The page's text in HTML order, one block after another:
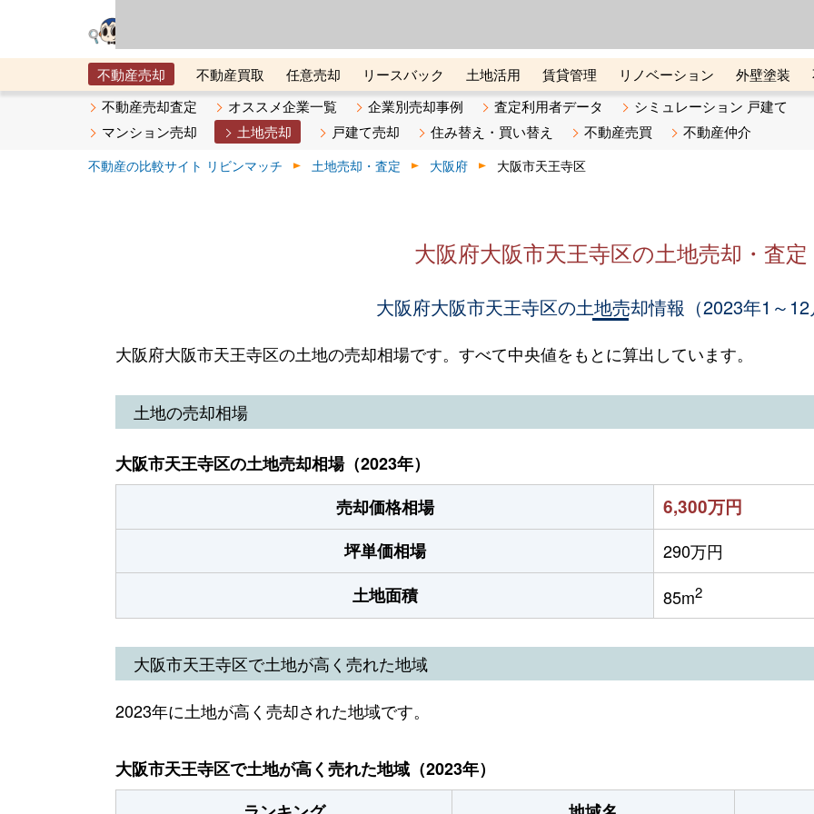
不動産売却 不動産買取 任意売却 リースバック 土地活用 賃貸管理 リノベーション 外壁塗装
メタ住宅展示場
ベスト不動産カンパニー オンライン講座 リビンマガジンBiz 不動産売却ご相談デスク
不動産売却査定 オススメ企業一覧 企業別売却事例 査定利用者データ
シミュレーション 戸建て
マンション売却
土地売却 戸建て売却 住み替え・買い替え 不動産売買 不動産仲介
不動産の比較サイト リビンマッチ 土地売却・査定 大阪府 大阪市天王寺区
大阪府大阪市天王寺区の土地売却・査定
大阪府大阪市天王寺区の土地売却情報（2023年1～
大阪府大阪市天王寺区の土地の売却相場です。すべて中央値をもとに算出しています。
土地の売却相場
大阪市天王寺区の土地売却相場（2023年）
売却価格相場
6,300万円
坪単価相場
290万円
土地面積
85m2
大阪市天王寺区で土地が高く売れた地域
2023年に土地が高く売却された地域です。
大阪市天王寺区で土地が高く売れた地域（2023年）